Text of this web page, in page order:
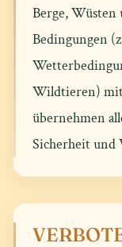
Berge,
Bedingungen
Wildtieren)
übernehmen
Sicherheit und